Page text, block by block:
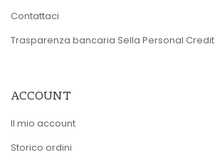
Contattaci
Trasparenza bancaria Sella Personal Credit
ACCOUNT
Il mio account
Storico ordini